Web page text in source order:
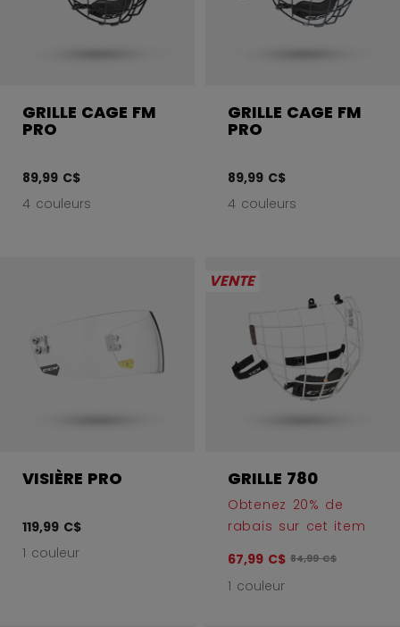
GRILLE CAGE FM
PRO
89,99 C$
4 couleurs
GRILLE CAGE FM
PRO
89,99 C$
4 couleurs
VISIÈRE PRO
119,99 C$
1 couleur
VENTE
GRILLE 780
Obtenez 20% de
rabais sur cet item
67,99 C$ Le prix original
84,99 C$
1 couleur